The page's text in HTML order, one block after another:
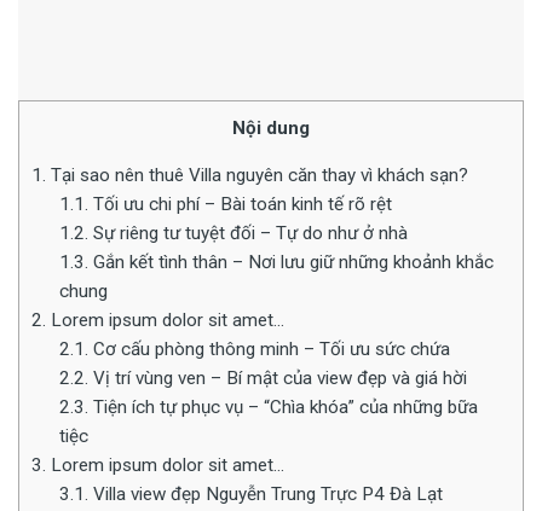
Nội dung
1. Tại sao nên thuê Villa nguyên căn thay vì khách sạn?
1.1. Tối ưu chi phí – Bài toán kinh tế rõ rệt
1.2. Sự riêng tư tuyệt đối – Tự do như ở nhà
1.3. Gắn kết tình thân – Nơi lưu giữ những khoảnh khắc
chung
2. Lorem ipsum dolor sit amet...
2.1. Cơ cấu phòng thông minh – Tối ưu sức chứa
2.2. Vị trí vùng ven – Bí mật của view đẹp và giá hời
2.3. Tiện ích tự phục vụ – “Chìa khóa” của những bữa
tiệc
3. Lorem ipsum dolor sit amet...
3.1. Villa view đẹp Nguyễn Trung Trực P4 Đà Lạt